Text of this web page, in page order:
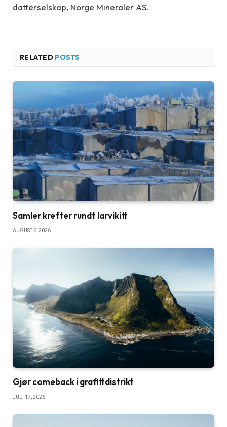
datterselskap, Norge Mineraler AS.
RELATED POSTS
Samler krefter rundt larvikitt
AUGUST 6, 2026
Gjør comeback i grafittdistrikt
JULI 17, 2026